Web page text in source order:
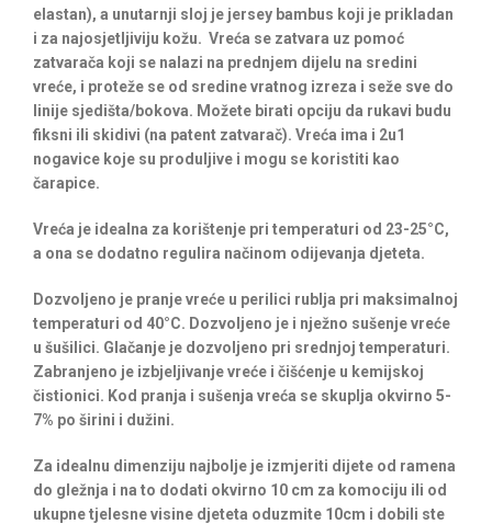
elastan), a unutarnji sloj je jersey bambus koji je prikladan
i za najosjetljiviju kožu. Vreća se zatvara uz pomoć
zatvarača koji se nalazi na prednjem dijelu na sredini
vreće, i proteže se od sredine vratnog izreza i seže sve do
linije sjedišta/bokova. Možete birati opciju da rukavi budu
fiksni ili skidivi (na patent zatvarač). Vreća ima i 2u1
nogavice koje su produljive i mogu se koristiti kao
čarapice.
Vreća je idealna za korištenje pri temperaturi od 23-25°C,
a ona se dodatno regulira načinom odijevanja djeteta.
Dozvoljeno je pranje vreće u perilici rublja pri maksimalnoj
temperaturi od 40°C. Dozvoljeno je i nježno sušenje vreće
u šušilici. Glačanje je dozvoljeno pri srednjoj temperaturi.
Zabranjeno je izbjeljivanje vreće i čišćenje u kemijskoj
čistionici. Kod pranja i sušenja vreća se skuplja okvirno 5-
7% po širini i dužini.
Za idealnu dimenziju najbolje je izmjeriti dijete od ramena
do gležnja i na to dodati okvirno 10 cm za komociju ili od
ukupne tjelesne visine djeteta oduzmite 10cm i dobili ste